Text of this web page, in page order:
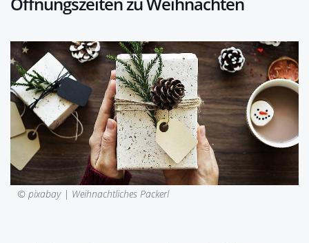
© pixabay | Weihnachtliches Packerl